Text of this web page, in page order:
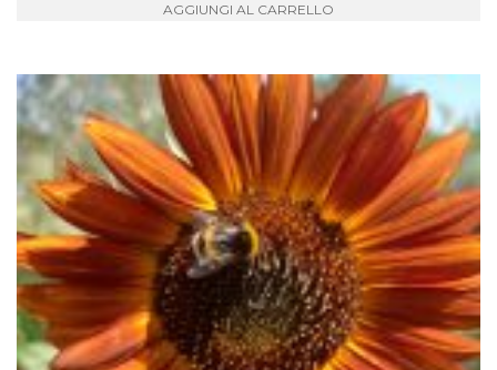
AGGIUNGI AL CARRELLO